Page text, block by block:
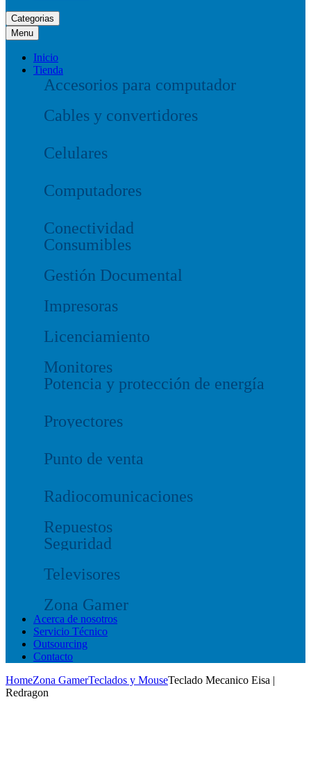
Categorias
Menu
Inicio
Tienda
Accesorios para computador
Cables y convertidores
Celulares
Computadores
Conectividad
Consumibles
Gestión Documental
Impresoras
Licenciamiento
Monitores
Potencia y protección de energía
Proyectores
Punto de venta
Radiocomunicaciones
Repuestos
Seguridad
Televisores
Zona Gamer
Acerca de nosotros
Servicio Técnico
Outsourcing
Contacto
HomeZona GamerTeclados y MouseTeclado Mecanico Eisa |
Redragon